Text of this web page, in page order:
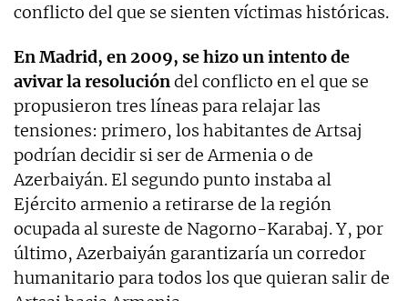
conflicto del que se sienten víctimas históricas.
En Madrid, en 2009, se hizo un intento de
avivar la resolucióndel conflicto en el que se
propusieron tres líneas para relajar las
tensiones: primero, los habitantes de Artsaj
podrían decidir si ser de Armenia o de
Azerbaiyán. El segundo punto instaba al
Ejército armenio a retirarse de la región
ocupada al sureste de Nagorno-Karabaj. Y, por
último, Azerbaiyán garantizaría un corredor
humanitario para todos los que quieran salir de